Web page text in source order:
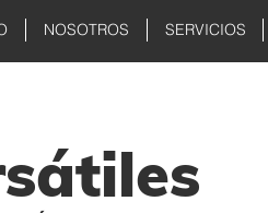
NOSOTROS SERVICIOS